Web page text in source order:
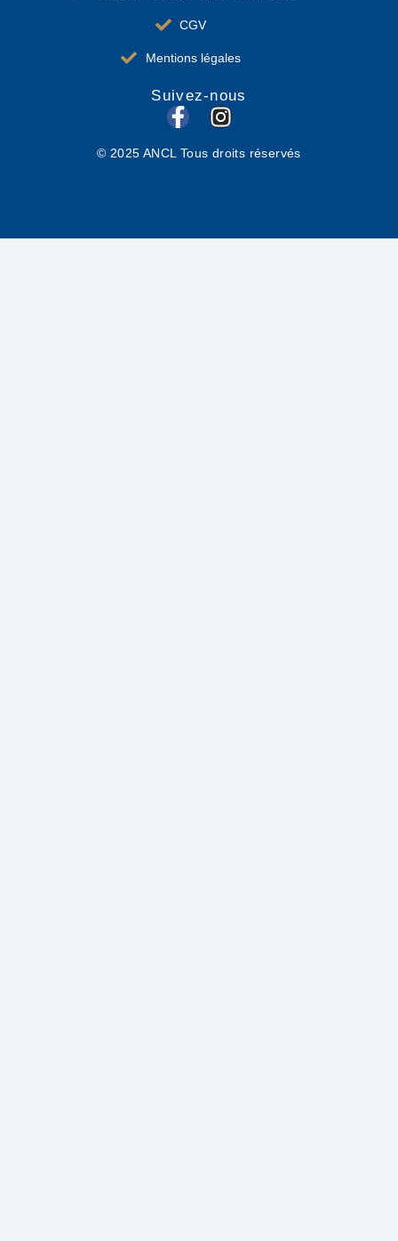
CGV
Mentions légales
Suivez-nous
F
c
I
s
© 2025 ANCL Tous droits réservés